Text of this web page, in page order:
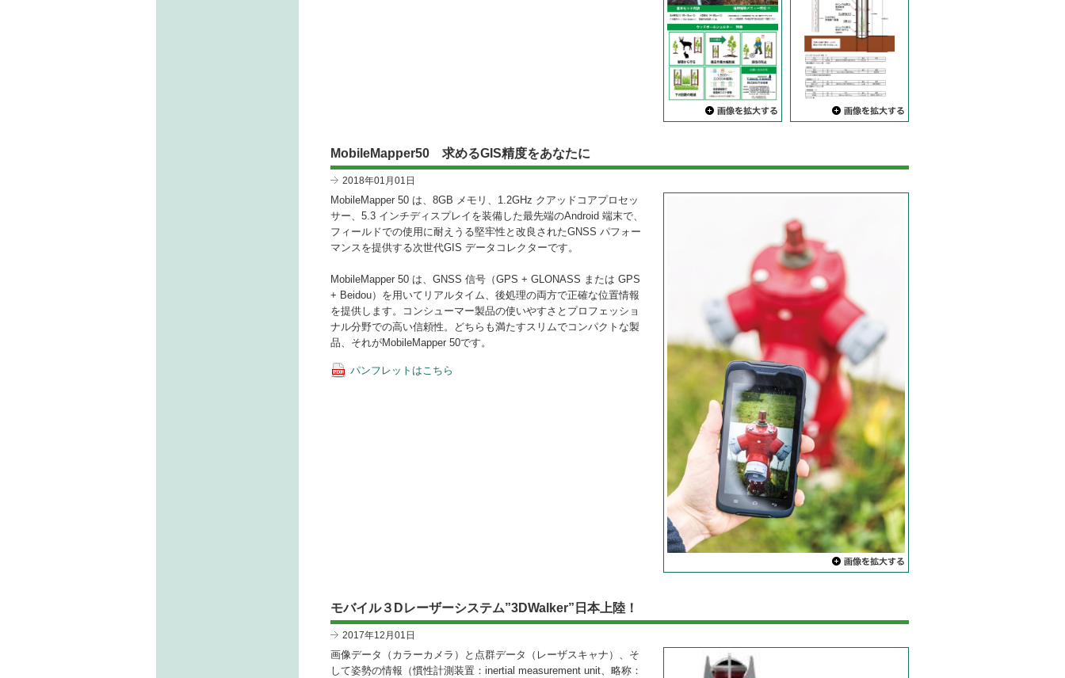
MobileMapper50 求めるGIS精度をあなたに
2018年01月01日
MobileMapper 50 は、8GB メモリ、1.2GHz クアッドコアプロセッ
サー、5.3 インチディスプレイを装備した最先端のAndroid 端末で、
フィールドでの使用に耐えうる堅牢性と改良されたGNSS パフォー
マンスを提供する次世代GIS データコレクターです。
MobileMapper 50 は、GNSS 信号（GPS + GLONASS または GPS
+ Beidou）を用いてリアルタイム、後処理の両方で正確な位置情報
を提供します。コンシューマー製品の使いやすさとプロフェッショ
ナル分野での高い信頼性。どちらも満たすスリムでコンパクトな製
品、それがMobileMapper 50です。
パンフレットはこちら
モバイル３Dレーザーシステム”3DWalker”日本上陸！
2017年12月01日
画像データ（カラーカメラ）と点群データ（レーザスキャナ）、そ
して姿勢の情報（慣性計測装置：inertial measurement unit、略称：